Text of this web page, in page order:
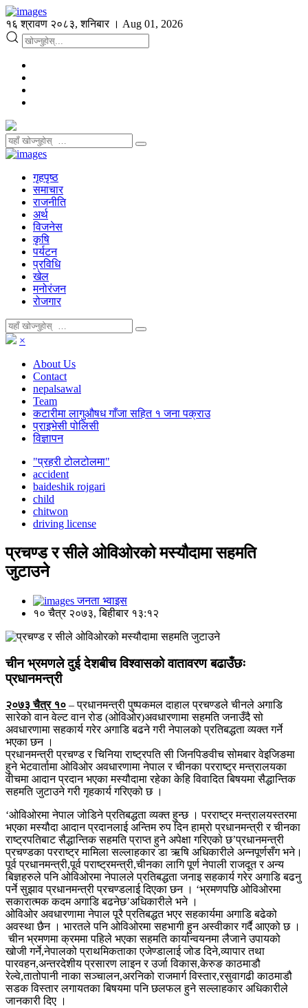
१६ श्रावण २०८३, शनिबार । Aug 01, 2026
गृहपृष्ठ
समाचार
राजनीति
अर्थ
विजनेस
कृषि
पर्यटन
प्रविधि
खेल
मनोरंजन
रोजगार
×
About Us
Contact
nepalsawal
Team
कटारीमा लागुऔषध गाँजा सहित १ जना पक्राउ
प्राइभेसी पोलिसी
विज्ञापन
"प्रहरी टोलटोलमा"
accident
baideshik rojgari
child
chitwon
driving license
प्रचण्ड र सीले ओविओरको मस्यौदामा सहमति
जुटाउने
जनता भ्वाइस
१० चैत्र २०७३, बिहीबार १३:१२
चीन भ्रमणले दुई देशबीच विश्वासको वातावरण बढाउँछः
प्रधानमन्त्री
२०७३ चैत्र १० – प्रधानमन्त्री पुष्पकमल दाहाल प्रचण्डले चीनले अगाडि
सारेको वान वेल्ट वान रोड (ओविओर)अवधारणामा सहमति जनाउँदै सो
अवधारणामा सहकार्य गरेर अगाडि बढने गरी नेपालको प्रतिबद्धता व्यक्त गर्ने
भएका छन ।
प्रधानमन्त्री प्रचण्ड र चिनिया राष्ट्रपति सी जिनपिङवीच सोमबार वेइजिङमा
हुने भेटवार्तामा ओविओर अवधारणामा नेपाल र चीनका परराष्ट्र मन्त्रालयका
वीचमा आदान प्रदान भएका मस्यौदामा रहेका केहि विवादित बिषयमा सैद्धान्तिक
सहमति जुटाउने गरी गृहकार्य गरिएको छ ।
‘ओविओरमा नेपाल जोडिने प्रतिबद्धता व्यक्त हुन्छ । परराष्ट्र मन्त्रालयस्तरमा
भएका मस्यौदा आदान प्रदानलाई अन्तिम रुप दिन हाम्रो प्रधानमन्त्री र चीनका
राष्ट्रपतिबाट सैद्धान्तिक सहमति प्राप्त हुने अपेक्षा गरिएको छ’प्रधानमन्त्री
प्रचण्डका परराष्ट्र मामिला सल्लाहकार डा ऋषि अधिकारीले अन्नपूर्णसँग भने।
पूर्व प्रधानमन्त्री,पूर्व पराष्ट्रमन्त्री,चीनका लागि पूर्ण नेपाली राजदूत र अन्य
बिज्ञहरुले पनि ओविओरमा नेपालले प्रतिबद्धता जनाइ सहकार्य गरेर अगाडि बढनु
पर्ने सुझाव प्रधानमन्त्री प्रचण्डलाई दिएका छन । ‘भ्रमणपछि ओविओरमा
सकारात्मक कदम अगाडि बढनेछ’अधिकारीले भने ।
ओविओर अवधारणामा नेपाल पूरै प्रतिबद्धत भएर सहकार्यमा अगाडि बढेको
अवस्था छैन । भारतले पनि ओविओरमा सहभागी हुन अस्वीकार गर्दै आएको छ ।
चीन भ्रमणमा क्रममा पहिले भएका सहमति कार्यान्वयनमा लैजाने उपायको
खोजी गर्ने,नेपालको प्राथमिकताका एजेण्डालाई जोड दिने,व्यापार तथा
पारवहन,अन्तरदेशीय प्रसारण लाइन र उर्जा विकास,केरुङ काठमाडौ
रेल्वे,तातोपानी नाका सञ्चालन,अरनिको राजमार्ग विस्तार,रसुवागढी काठमाडौ
सडक विस्तार लगायतका बिषयमा पनि छलफल हुने सल्लाहकार अधिकारीले
जानकारी दिए ।